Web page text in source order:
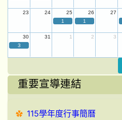
23 24 25 26 27
1
1
30 31 1 2 3
3
重要宣導連結
115學年度行事簡曆